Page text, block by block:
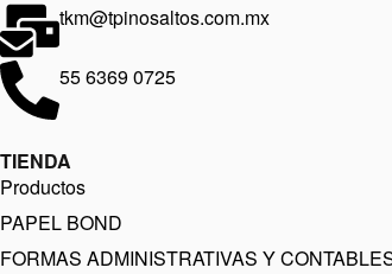
tkm@tpinosaltos.com.mx
55 6369 0725
TIENDA
Productos
PAPEL BOND
FORMAS ADMINISTRATIVAS Y